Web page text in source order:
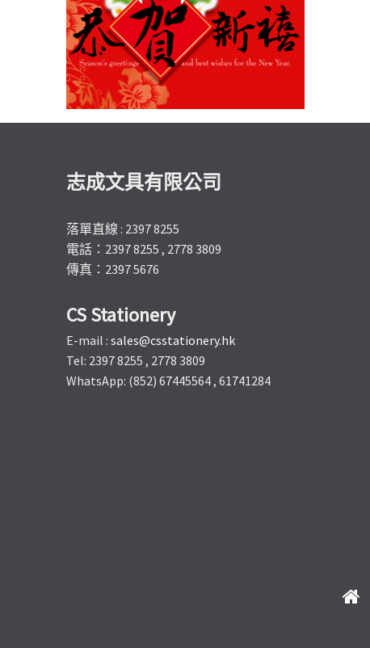
志成文具有限公司
落單直線 : 2397 8255
電話：2397 8255 , 2778 3809
傳真：2397 5676
CS Stationery
E-mail : sales@csstationery.hk
Tel: 2397 8255 , 2778 3809
WhatsApp: (852) 67445564 , 61741284